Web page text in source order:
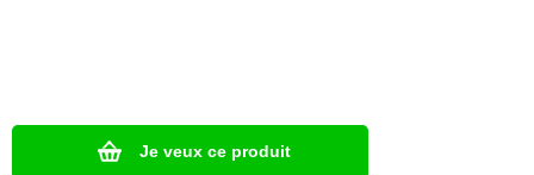
Je veux ce produit